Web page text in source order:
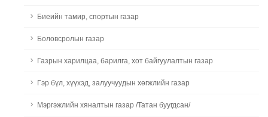
Биеийн тамир, спортын газар
Боловсролын газар
Газрын харилцаа, барилга, хот байгуулалтын газар
Гэр бүл, хүүхэд, залуучуудын хөгжлийн газар
Мэргэжлийн хяналтын газар /Татан буугдсан/